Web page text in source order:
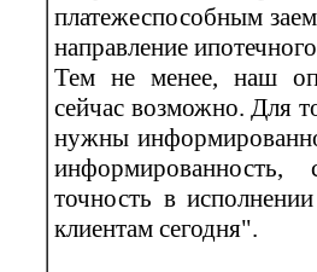
платежеспособным
направление
Тем не менее, наш
сейчас возможно. Для
нужны
точность в
клиентам сегодня".